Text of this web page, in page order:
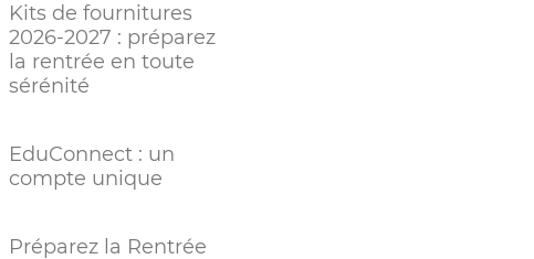
Kits de fournitures
2026-2027 : préparez
la rentrée en toute
sérénité
EduConnect : un
compte unique
Préparez la Rentrée